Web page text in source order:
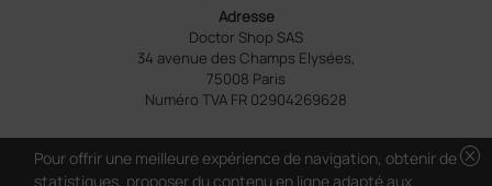
Adresse
Doctor Shop SAS
34 avenue des Champs Elysées,
75008 Paris
Numéro TVA FR 02904269628
cancel
Pour offrir une meilleure expérience de navigation, obtenir de
statistiques, proposer du contenu en ligne adapté aux